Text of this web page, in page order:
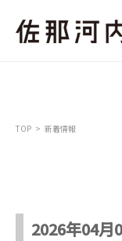
TOP 新着情報
2026年04月